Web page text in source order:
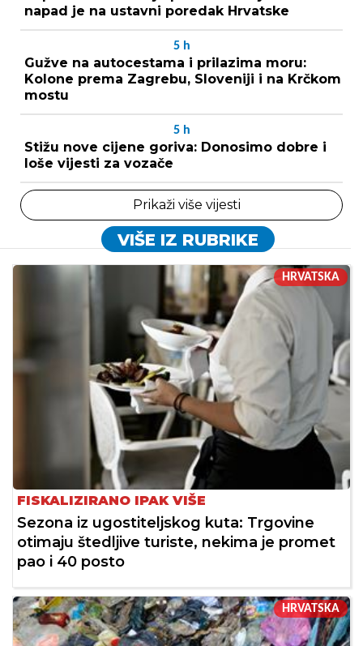
napad je na ustavni poredak Hrvatske
5 h
Gužve na autocestama i prilazima moru:
Kolone prema Zagrebu, Sloveniji i na Krčkom
mostu
5 h
Stižu nove cijene goriva: Donosimo dobre i
loše vijesti za vozače
Prikaži više vijesti
VIŠE IZ RUBRIKE
HRVATSKA
FISKALIZIRANO IPAK VIŠE
Sezona iz ugostiteljskog kuta: Trgovine
otimaju štedljive turiste, nekima je promet
pao i 40 posto
HRVATSKA